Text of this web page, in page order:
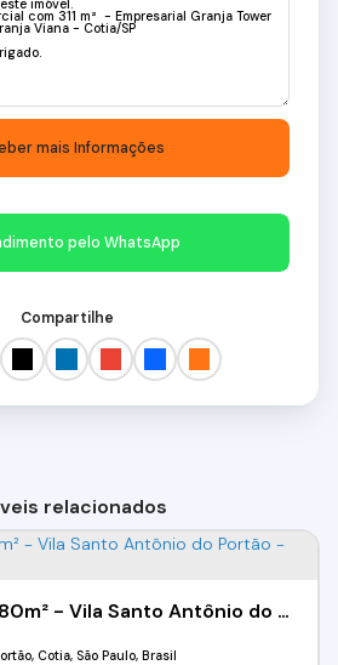
pelo WhatsApp
Compartilhe
relacionados
Salão comercial 180m² - Vila Santo Antônio do Portão - Cotia/SP
Cotia, São Paulo, Brasil